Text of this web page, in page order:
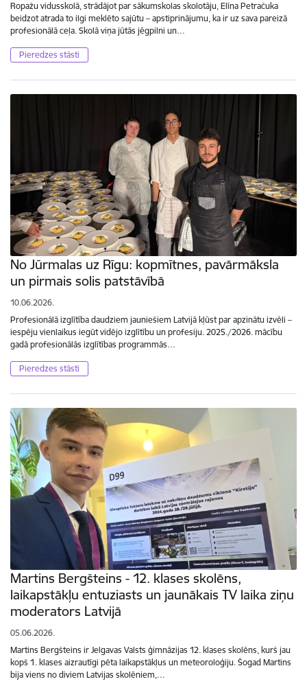
Ropažu vidusskolā, strādājot par sākumskolas skolotāju, Elīna Petračuka
beidzot atrada to ilgi meklēto sajūtu – apstiprinājumu, ka ir uz sava pareizā
profesionālā ceļa. Skolā viņa jūtās jēgpilni un…
Pieredzes stāsti
No Jūrmalas uz Rīgu: kopmītnes, pavārmāksla
un pirmais solis patstāvībā
10.06.2026.
Profesionālā izglītība daudziem jauniešiem Latvijā kļūst par apzinātu izvēli –
iespēju vienlaikus iegūt vidējo izglītību un profesiju. 2025./2026. mācību
gadā profesionālās izglītības programmās…
Pieredzes stāsti
Martins Bergšteins - 12. klases skolēns,
laikapstākļu entuziasts un jaunākais TV laika ziņu
moderators Latvijā
05.06.2026.
Martins Bergšteins ir Jelgavas Valsts ģimnāzijas 12. klases skolēns, kurš jau
kopš 1. klases aizrautīgi pēta laikapstākļus un meteoroloģiju. Šogad Martins
bija viens no diviem Latvijas skolēniem,…